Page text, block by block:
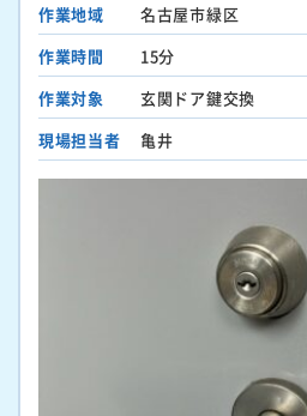
作業地域
名古屋市緑区
作業時間
15分
作業対象
玄関ドア鍵交換
現場担当者
亀井